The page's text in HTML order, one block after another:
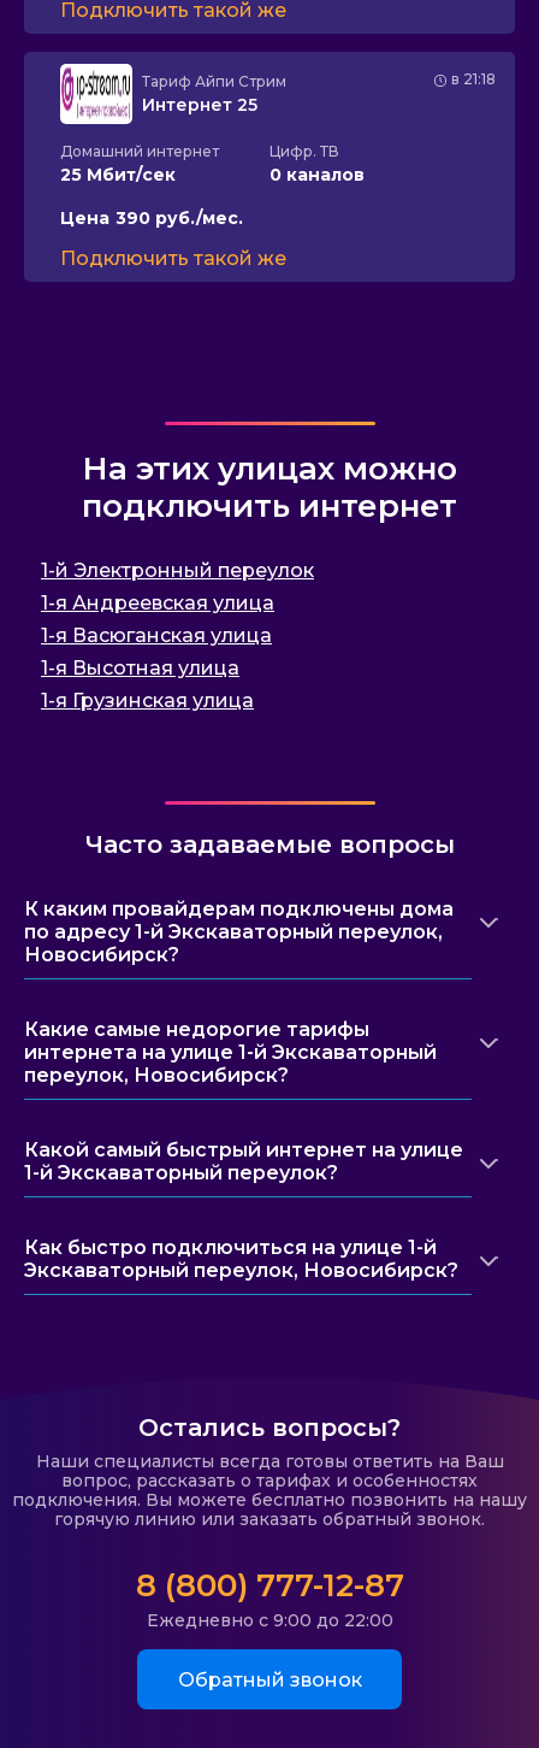
Подключить такой же
в 21:18
Тариф Айпи Стрим
Интернет 25
Домашний интернет
25 Мбит/сек
Цифр. ТВ
0 каналов
Цена 390 руб./мес.
Подключить такой же
На этих улицах можно
подключить интернет
1-й Электронный переулок
1-я Андреевская улица
1-я Васюганская улица
1-я Высотная улица
1-я Грузинская улица
Часто задаваемые вопросы
К каким провайдерам подключены дома
по адресу 1-й Экскаваторный переулок,
Новосибирск?
Какие самые недорогие тарифы
интернета на улице 1-й Экскаваторный
переулок, Новосибирск?
Какой самый быстрый интернет на улице
1-й Экскаваторный переулок?
Как быстро подключиться на улице 1-й
Экскаваторный переулок, Новосибирск?
Остались вопросы?
Наши специалисты всегда готовы ответить на Ваш
вопрос, рассказать о тарифах и особенностях
подключения. Вы можете бесплатно позвонить на нашу
горячую линию или заказать обратный звонок.
8 (800) 777-12-87
Ежедневно с 9:00 до 22:00
Обратный звонок